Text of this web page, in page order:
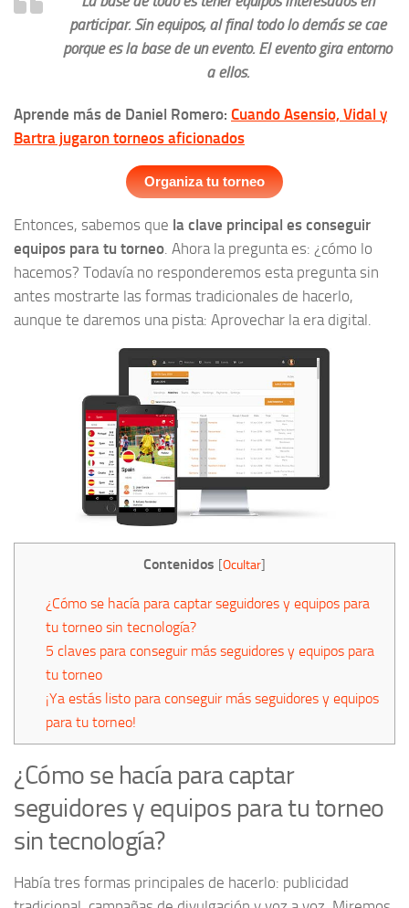
participar. Sin equipos, al final todo lo demás se cae
porque es la base de un evento. El evento gira entorno
a ellos.
Aprende más de Daniel Romero: Cuando Asensio, Vidal y
Bartra jugaron torneos aficionados
Organiza tu torneo
Entonces, sabemos que la clave principal es conseguir
equipos para tu torneo. Ahora la pregunta es: ¿cómo lo
hacemos? Todavía no responderemos esta pregunta sin
antes mostrarte las formas tradicionales de hacerlo,
aunque te daremos una pista: Aprovechar la era digital.
Contenidos [Ocultar]
¿Cómo se hacía para captar seguidores y equipos para
tu torneo sin tecnología?
5 claves para conseguir más seguidores y equipos para
tu torneo
¡Ya estás listo para conseguir más seguidores y equipos
para tu torneo!
¿Cómo se hacía para captar
seguidores y equipos para tu torneo
sin tecnología?
Había tres formas principales de hacerlo: publicidad